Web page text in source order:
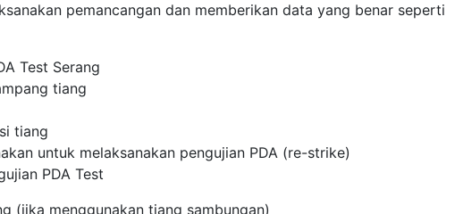
pemancangan dan memberikan data yang benar seperti
Test Serang
tiang
tiang
untuk melaksanakan pengujian PDA (re-strike)
PDA Test
(jika menggunakan tiang sambungan)